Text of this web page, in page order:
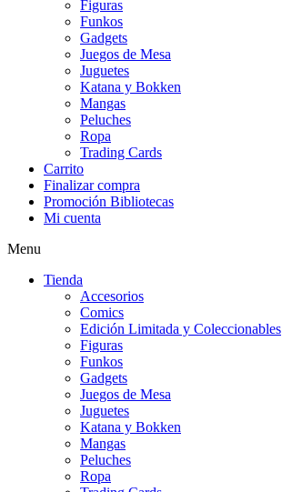
Figuras
Funkos
Gadgets
Juegos de Mesa
Juguetes
Katana y Bokken
Mangas
Peluches
Ropa
Trading Cards
Carrito
Finalizar compra
Promoción Bibliotecas
Mi cuenta
Menu
Tienda
Accesorios
Comics
Edición Limitada y Coleccionables
Figuras
Funkos
Gadgets
Juegos de Mesa
Juguetes
Katana y Bokken
Mangas
Peluches
Ropa